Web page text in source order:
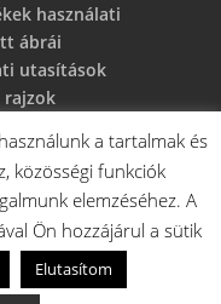
használati
ábrái
utasítások
a tartalmak és
közösségi funkciók
elemzéséhez. A
Ön hozzájárul a sütik
Elutasítom